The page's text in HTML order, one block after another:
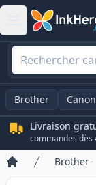
Brother Canon
Livraison
commandes dès
Accueil
Brother